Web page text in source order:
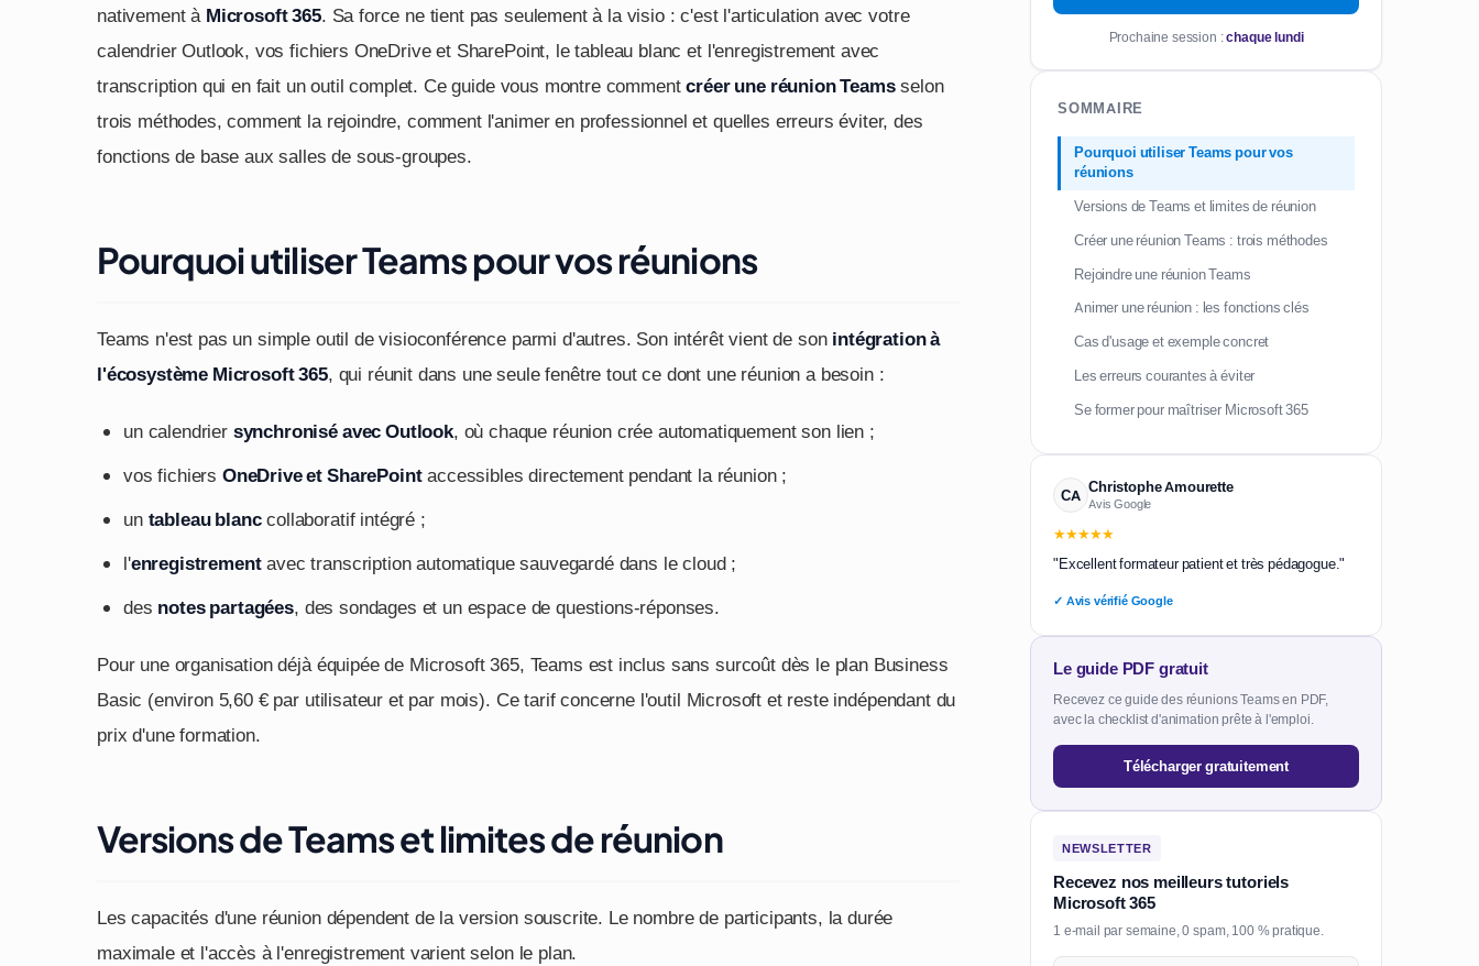
nativement à Microsoft 365. Sa force ne tient pas seulement à la visio : c'est l'articulation avec votre
calendrier Outlook, vos fichiers OneDrive et SharePoint, le tableau blanc et l'enregistrement avec
transcription qui en fait un outil complet. Ce guide vous montre commentcréer une réunion Teamsselon
trois méthodes, comment la rejoindre, comment l'animer en professionnel et quelles erreurs éviter, des
fonctions de base aux salles de sous-groupes.
Pourquoi utiliser Teams pour vos réunions
Teams n'est pas un simple outil de visioconférence parmi d'autres. Son intérêt vient de son intégration à
l'écosystème Microsoft 365, qui réunit dans une seule fenêtre tout ce dont une réunion a besoin :
un calendrier synchronisé avec Outlook, où chaque réunion crée automatiquement son lien ;
vos fichiers OneDrive et SharePointaccessibles directement pendant la réunion ;
un tableau blanccollaboratif intégré ;
l'enregistrementavec transcription automatique sauvegardé dans le cloud ;
des notes partagées, des sondages et un espace de questions-réponses.
Pour une organisation déjà équipée de Microsoft 365, Teams est inclus sans surcoût dès le plan Business
Basic (environ 5,60 € par utilisateur et par mois). Ce tarif concerne l'outil Microsoft et reste indépendant du
prix d'une formation.
Versions de Teams et limites de réunion
Les capacités d'une réunion dépendent de la version souscrite. Le nombre de participants, la durée
maximale et l'accès à l'enregistrement varient selon le plan.
Prochaine session :chaque lundi
SOMMAIRE
Pourquoi utiliser Teams pour vos
réunions
Versions de Teams et limites de réunion
Créer une réunion Teams : trois méthodes
Rejoindre une réunion Teams
Animer une réunion : les fonctions clés
Cas d'usage et exemple concret
Les erreurs courantes à éviter
Se former pour maîtriser Microsoft 365
CA Christophe Amourette
Avis Google
★★★★★
"Excellent formateur patient et très pédagogue."
✓ Avis vérifié Google
Le guide PDF gratuit
Recevez ce guide des réunions Teams en PDF,
avec la checklist d'animation prête à l'emploi.
Télécharger gratuitement
NEWSLETTER
Recevez nos meilleurs tutoriels
Microsoft 365
1 e-mail par semaine, 0 spam, 100 % pratique.